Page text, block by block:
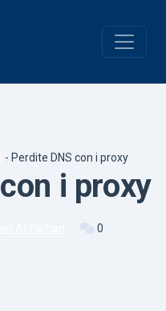
- Perdite DNS con i proxy
i proxy
0